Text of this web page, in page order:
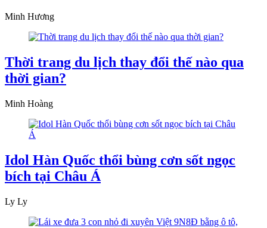
Minh Hương
Thời trang du lịch thay đổi thế nào qua
thời gian?
Minh Hoàng
Idol Hàn Quốc thổi bùng cơn sốt ngọc
bích tại Châu Á
Ly Ly